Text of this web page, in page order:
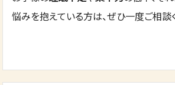
悩みを抱えている方は、ぜひ一度ご相談